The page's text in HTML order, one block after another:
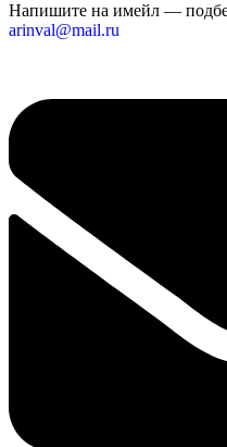
Напишите на имейл —
arinval@mail.ru